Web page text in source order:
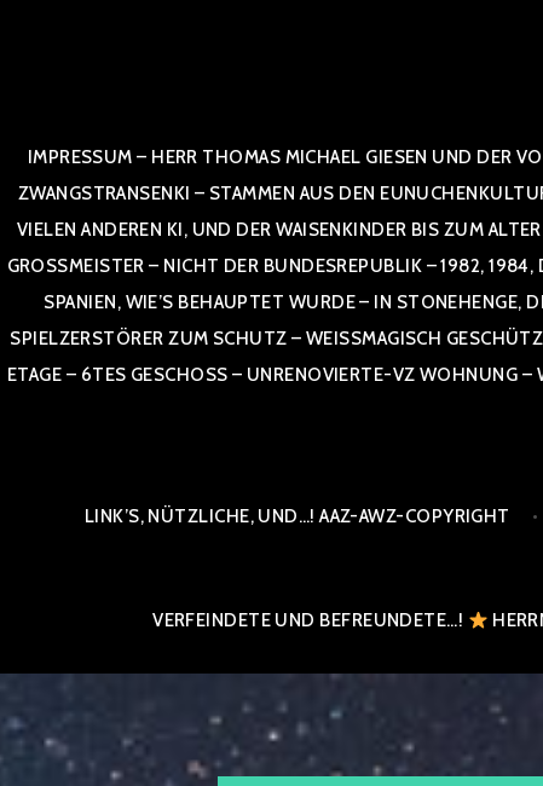
IMPRESSUM – HERR THOMAS MICHAEL GIESEN UND DER
ZWANGSTRANSENKI – STAMMEN AUS DEN
VIELEN ANDEREN KI, UND DER WAISENKINDER BIS ZUM
OSSMEISTER – NICHT DER BUNDESREPUBLIK – 1982, 1984,
NIEN, WIE’S BEHAUPTET WURDE – IN STONEHENGE,
SPIELZERSTÖRER ZUM SCHUTZ – WEISSMAGISCH
TAGE – 6TES GESCHOSS – UNRENOVIERTE-VZ WOHNUNG –
LINK’S, NÜTZLICHE, UND…! AAZ-AWZ-COPYRIGHT
VERFEINDETE UND BEFREUNDETE…!